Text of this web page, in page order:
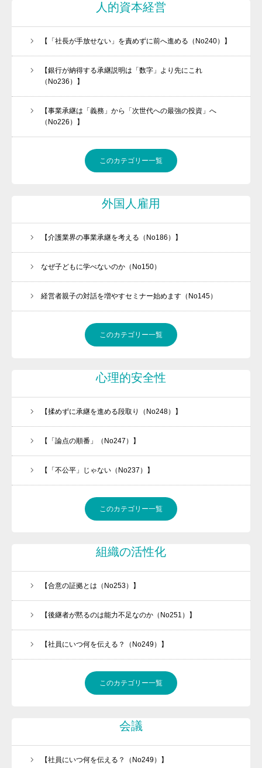
人的資本経営
【「社長が手放せない」を責めずに前へ進める（No240）】
【銀行が納得する承継説明は「数字」より先にこれ
（No236）】
【事業承継は「義務」から「次世代への最強の投資」へ
（No226）】
このカテゴリー一覧
外国人雇用
【介護業界の事業承継を考える（No186）】
なぜ子どもに学べないのか（No150）
経営者親子の対話を増やすセミナー始めます（No145）
このカテゴリー一覧
心理的安全性
【揉めずに承継を進める段取り（No248）】
【「論点の順番」（No247）】
【「不公平」じゃない（No237）】
このカテゴリー一覧
組織の活性化
【合意の証拠とは（No253）】
【後継者が黙るのは能力不足なのか（No251）】
【社員にいつ何を伝える？（No249）】
このカテゴリー一覧
会議
【社員にいつ何を伝える？（No249）】